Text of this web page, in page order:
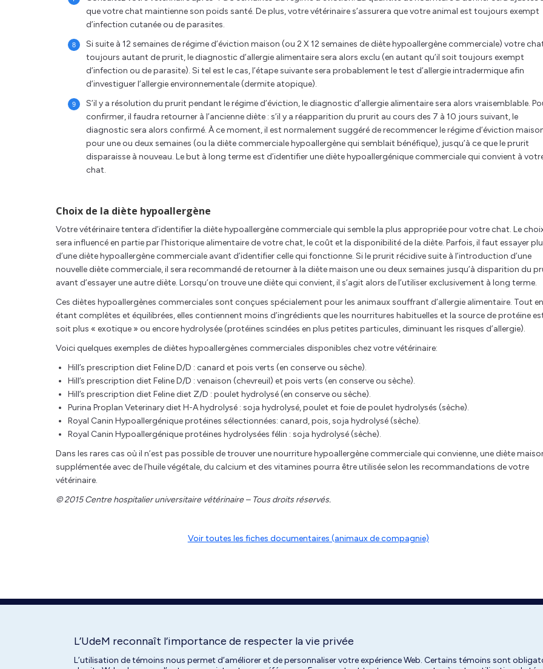
que votre chat maintienne son poids santé. De plus, votre vétérinaire s’assurera que votre animal est toujours exempt
d’infection cutanée ou de parasites.
Si suite à 12 semaines de régime d’éviction maison (ou 2 X 12 semaines de diète hypoallergène commerciale) votre
toujours autant de prurit, le diagnostic d’allergie alimentaire sera alors exclu (en autant qu’il soit toujours exempt
d’infection ou de parasite). Si tel est le cas, l’étape suivante sera probablement le test d’allergie intradermique afin
d’investiguer l’allergie environnementale (dermite atopique).
S’il y a résolution du prurit pendant le régime d’éviction, le diagnostic d’allergie alimentaire sera alors vraisemblable.
confirmer, il faudra retourner à l’ancienne diète : s’il y a réapparition du prurit au cours des 7 à 10 jours suivant, le
diagnostic sera alors confirmé. À ce moment, il est normalement suggéré de recommencer le régime d’éviction
pour une ou deux semaines (ou la diète commerciale hypoallergène qui semblait bénéfique), jusqu’à ce que le prurit
disparaisse à nouveau. Le but à long terme est d’identifier une diète hypoallergénique commerciale qui convient à
chat.
Choix de la diète hypoallergène
Votre vétérinaire tentera d’identifier la diète hypoallergène commerciale qui semble la plus appropriée pour votre chat. Le
sera influencé en partie par l’historique alimentaire de votre chat, le coût et la disponibilité de la diète. Parfois, il faut essayer
d’une diète hypoallergène commerciale avant d’identifier celle qui fonctionne. Si le prurit récidive suite à l’introduction d’une
nouvelle diète commerciale, il sera recommandé de retourner à la diète maison une ou deux semaines jusqu’à disparition du
avant d’essayer une autre diète. Lorsqu’on trouve une diète qui convient, il s’agit alors de l’utiliser exclusivement à long terme.
Ces diètes hypoallergènes commerciales sont conçues spécialement pour les animaux souffrant d’allergie alimentaire. Tout en
étant complètes et équilibrées, elles contiennent moins d’ingrédients que les nourritures habituelles et la source de protéine
soit plus « exotique » ou encore hydrolysée (protéines scindées en plus petites particules, diminuant les risques d’allergie).
Voici quelques exemples de diètes hypoallergènes commerciales disponibles chez votre vétérinaire:
Hill’s prescription diet Feline D/D : canard et pois verts (en conserve ou sèche).
Hill’s prescription diet Feline D/D : venaison (chevreuil) et pois verts (en conserve ou sèche).
Hill’s prescription diet Feline diet Z/D : poulet hydrolysé (en conserve ou sèche).
Purina Proplan Veterinary diet H-A hydrolysé : soja hydrolysé, poulet et foie de poulet hydrolysés (sèche).
Royal Canin Hypoallergénique protéines sélectionnées: canard, pois, soja hydrolysé (sèche).
Royal Canin Hypoallergénique protéines hydrolysées félin : soja hydrolysé (sèche).
Dans les rares cas où il n’est pas possible de trouver une nourriture hypoallergène commerciale qui convienne, une diète
supplémentée avec de l’huile végétale, du calcium et des vitamines pourra être utilisée selon les recommandations de votre
vétérinaire.
© 2015 Centre hospitalier universitaire vétérinaire – Tous droits réservés.
Voir toutes les fiches documentaires (animaux de compagnie)
L’UdeM reconnaît l’importance de respecter la vie privée
L’utilisation de témoins nous permet d’améliorer et de personnaliser votre expérience Web. Certains témoins sont